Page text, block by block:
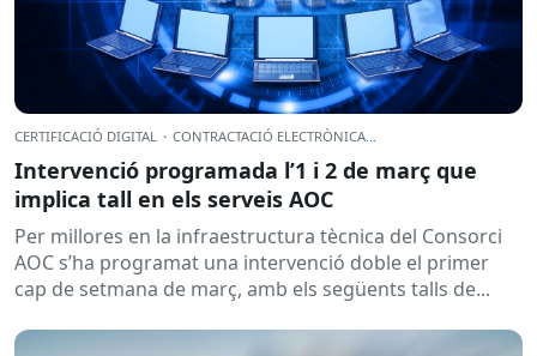
CERTIFICACIÓ DIGITAL · CONTRACTACIÓ ELECTRÒNICA
Intervenció programada l’1 i 2 de març que
implica tall en els serveis AOC
Per millores en la infraestructura tècnica del Consorci
AOC s’ha programat una intervenció doble el primer
cap de setmana de març, amb els següents talls de...